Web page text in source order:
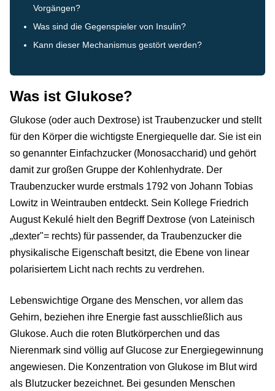
Vorgängen?
Was sind die Gegenspieler von Insulin?
Kann dieser Mechanismus gestört werden?
Was ist Glukose?
Glukose (oder auch Dextrose) ist Traubenzucker und stellt
für den Körper die wichtigste Energiequelle dar. Sie ist ein
so genannter Einfachzucker (Monosaccharid) und gehört
damit zur großen Gruppe der Kohlenhydrate. Der
Traubenzucker wurde erstmals 1792 von Johann Tobias
Lowitz in Weintrauben entdeckt. Sein Kollege Friedrich
August Kekulé hielt den Begriff Dextrose (von Lateinisch
„dexter"= rechts) für passender, da Traubenzucker die
physikalische Eigenschaft besitzt, die Ebene von linear
polarisiertem Licht nach rechts zu verdrehen.
Lebenswichtige Organe des Menschen, vor allem das
Gehirn, beziehen ihre Energie fast ausschließlich aus
Glukose. Auch die roten Blutkörperchen und das
Nierenmark sind völlig auf Glucose zur Energiegewinnung
angewiesen. Die Konzentration von Glukose im Blut wird
als Blutzucker bezeichnet. Bei gesunden Menschen